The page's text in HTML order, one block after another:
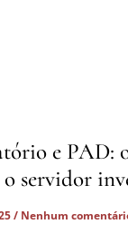
e PAD:
servidor
Nenhum